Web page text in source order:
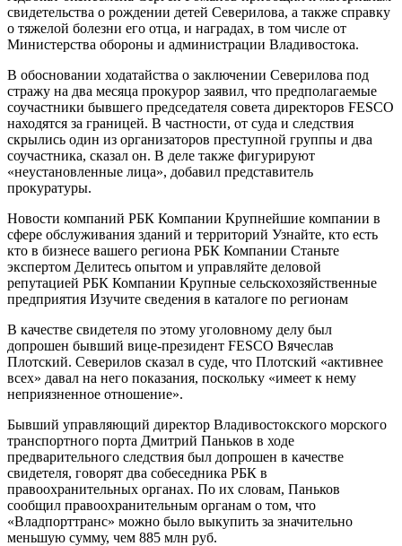
свидетельства о рождении детей Северилова, а также справку
о тяжелой болезни его отца, и наградах, в том числе от
Министерства обороны и администрации Владивостока.
В обосновании ходатайства о заключении Северилова под
стражу на два месяца прокурор заявил, что предполагаемые
соучастники бывшего председателя совета директоров FESCO
находятся за границей. В частности, от суда и следствия
скрылись один из организаторов преступной группы и два
соучастника, сказал он. В деле также фигурируют
«неустановленные лица», добавил представитель
прокуратуры.
Новости компаний РБК Компании Крупнейшие компании в
сфере обслуживания зданий и территорий Узнайте, кто есть
кто в бизнесе вашего региона РБК Компании Станьте
экспертом Делитесь опытом и управляйте деловой
репутацией РБК Компании Крупные сельскохозяйственные
предприятия Изучите сведения в каталоге по регионам
В качестве свидетеля по этому уголовному делу был
допрошен бывший вице-президент FESCO Вячеслав
Плотский. Северилов сказал в суде, что Плотский «активнее
всех» давал на него показания, поскольку «имеет к нему
неприязненное отношение».
Бывший управляющий директор Владивостокского морского
транспортного порта Дмитрий Паньков в ходе
предварительного следствия был допрошен в качестве
свидетеля, говорят два собеседника РБК в
правоохранительных органах. По их словам, Паньков
сообщил правоохранительным органам о том, что
«Владпорттранс» можно было выкупить за значительно
меньшую сумму, чем 885 млн руб.